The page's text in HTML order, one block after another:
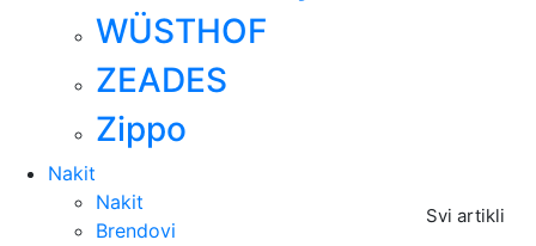
WÜSTHOF
ZEADES
Zippo
Nakit
Svi artikli
Nakit
Brendovi